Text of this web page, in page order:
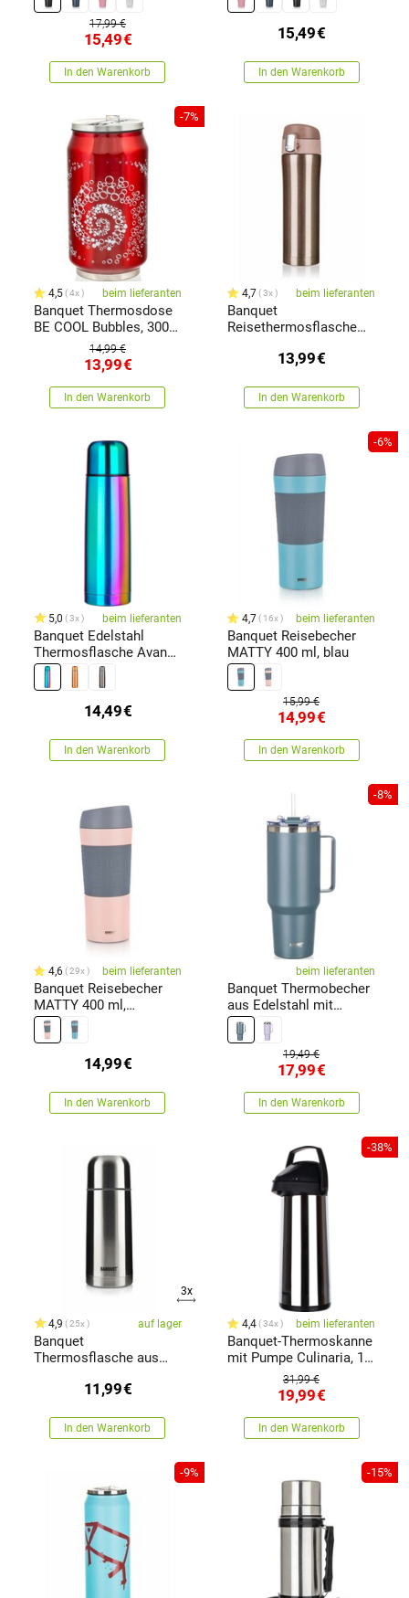
17,99 €
15,49€
In den Warenkorb
15,49€
In den Warenkorb
-7%
4,5 4x beim lieferanten
Banquet Thermosdose
BE COOL Bubbles, 300
14,99 €
13,99€
In den Warenkorb
4,7 3x beim lieferanten
Banquet
Reisethermosflasche
goldfarben13,99€
In den Warenkorb
5,0 3x beim lieferanten
Banquet Edelstahl
Thermosflasche Avanza
0,5 l, schillernd matt
14,49€
In den Warenkorb
-6%
4,7 16x beim lieferanten
Banquet Reisebecher
MATTY 400 ml, blau
15,99 €
14,99€
In den Warenkorb
4,6 29x beim lieferanten
Banquet Reisebecher
MATTY 400 ml,
14,99€
In den Warenkorb
-8%
beim lieferanten
Banquet Thermobecher
aus Edelstahl mit
Henkel Twain 1200 ml,
dunkelgrau
19,49 €
17,99€
In den Warenkorb
3x
4,9 25x auf lager
Banquet
Thermosflasche aus
11,99€
In den Warenkorb
-38%
4,4 34x beim lieferanten
Banquet-Thermoskanne
mit Pumpe Culinaria, 1,9
l, Edelstahl31,99 €
19,99€
In den Warenkorb
-9% -15%